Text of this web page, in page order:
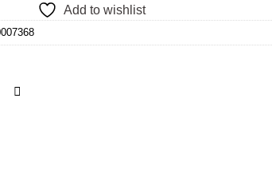
Add to wishlist